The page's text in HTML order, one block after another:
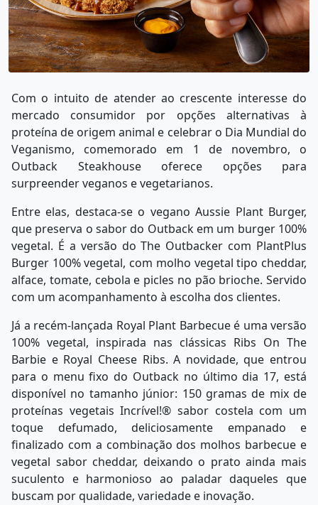
Com o intuito de atender ao crescente interesse do
mercado consumidor por opções alternativas à
proteína de origem animal e celebrar o Dia Mundial do
Veganismo, comemorado em 1 de novembro, o
Outback Steakhouse oferece opções para
surpreender veganos e vegetarianos.
Entre elas, destaca-se o vegano Aussie Plant Burger,
que preserva o sabor do Outback em um burger 100%
vegetal. É a versão do The Outbacker com PlantPlus
Burger 100% vegetal, com molho vegetal tipo cheddar,
alface, tomate, cebola e picles no pão brioche. Servido
com um acompanhamento à escolha dos clientes.
Já a recém-lançada Royal Plant Barbecue é uma versão
100% vegetal, inspirada nas clássicas Ribs On The
Barbie e Royal Cheese Ribs. A novidade, que entrou
para o menu fixo do Outback no último dia 17, está
disponível no tamanho júnior: 150 gramas de mix de
proteínas vegetais Incrível!® sabor costela com um
toque defumado, deliciosamente empanado e
finalizado com a combinação dos molhos barbecue e
vegetal sabor cheddar, deixando o prato ainda mais
suculento e harmonioso ao paladar daqueles que
buscam por qualidade, variedade e inovação.